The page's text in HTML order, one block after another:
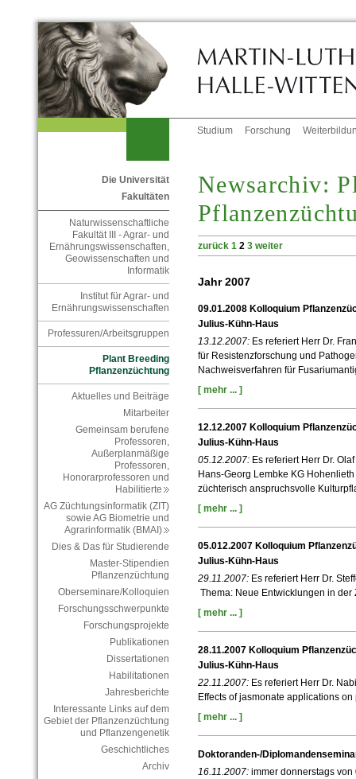
Studium Forschung
Die Universität
Fakultäten
Naturwissenschaftliche
Fakultät III - Agrar- und
Ernährungswissenschaften,
Geowissenschaften und
Informatik
Institut für Agrar- und
Ernährungswissenschaften
Professuren/Arbeitsgruppen
Plant Breeding
Pflanzenzüchtung
Aktuelles und Beiträge
Mitarbeiter
Gemeinsam berufene
Professoren,
Außerplanmäßige
Professoren,
Honorarprofessoren und
Habilitierte
AG Züchtungsinformatik (ZIT)
sowie AG Biometrie und
Agrarinformatik (BMAI)
Dies & Das für Studierende
Master-Stipendien
Pflanzenzüchtung
Oberseminare/Kolloquien
Forschungsschwerpunkte
Forschungsprojekte
Publikationen
Dissertationen
Habilitationen
Jahresberichte
Interessante Links auf dem
Gebiet der Pflanzenzüchtung
und Pflanzengenetik
Geschichtliches
Archiv
Newsarchiv:
zurück 12 3 weiter
Jahr 2007
09.01.2008 Kolloquium
Julius-Kühn-Haus
13.12.2007: Es referiert Herr Dr.
für Resistenzforschung und
Nachweisverfahren für
[ mehr ... ]
12.12.2007 Kolloquium
Julius-Kühn-Haus
05.12.2007: Es referiert Herr Dr.
Hans-Georg Lembke KG
züchterisch anspruchsvolle
[ mehr ... ]
05.012.2007 Kolloquium
Julius-Kühn-Haus
29.11.2007: Es referiert Herr Dr.
Thema: Neue Entwicklungen in der
[ mehr ... ]
28.11.2007 Kolloquium
Julius-Kühn-Haus
22.11.2007: Es referiert Herr Dr.
Effects of jasmonate applications
[ mehr ... ]
Doktoranden-/
16.11.2007: immer donnerstags